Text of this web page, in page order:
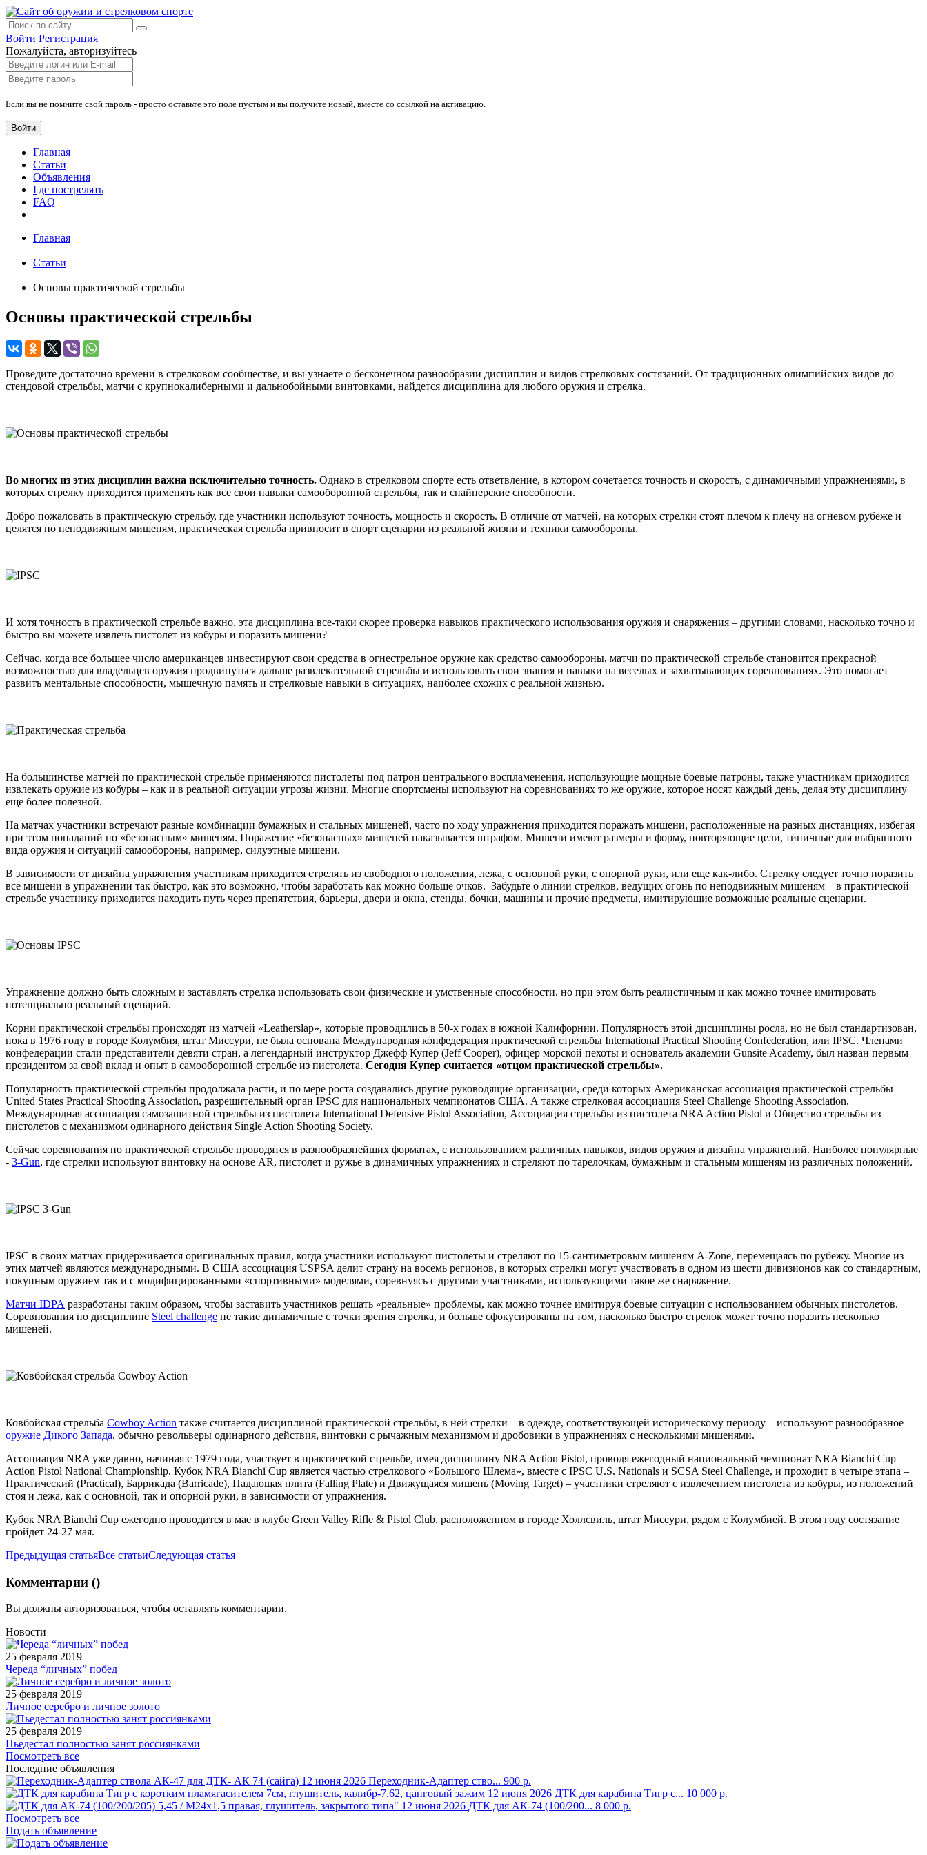
Войти Регистрация
Пожалуйста, авторизуйтесь
Если вы не помните свой пароль - просто оставьте это поле пустым и вы получите новый, вместе со ссылкой на активацию.
Войти
Главная
Статьи
Объявления
Где пострелять
FAQ
Главная
Статьи
Основы практической стрельбы
Основы практической стрельбы
Проведите достаточно времени в стрелковом сообществе, и вы узнаете о бесконечном разнообразии дисциплин и видов стрелковых состязаний. От традиционных олимпийских видов до
стендовой стрельбы, матчи с крупнокалиберными и дальнобойными винтовками, найдется дисциплина для любого оружия и стрелка.
Во многих из этих дисциплин важна исключительно точность. Однако в стрелковом спорте есть ответвление, в котором сочетается точность и скорость, с динамичными упражнениями, в
которых стрелку приходится применять как все свои навыки самооборонной стрельбы, так и снайперские способности.
Добро пожаловать в практическую стрельбу, где участники используют точность, мощность и скорость. В отличие от матчей, на которых стрелки стоят плечом к плечу на огневом рубеже и
целятся по неподвижным мишеням, практическая стрельба привносит в спорт сценарии из реальной жизни и техники самообороны.
И хотя точность в практической стрельбе важно, эта дисциплина все-таки скорее проверка навыков практического использования оружия и снаряжения – другими словами, насколько точно и
быстро вы можете извлечь пистолет из кобуры и поразить мишени?
Сейчас, когда все большее число американцев инвестируют свои средства в огнестрельное оружие как средство самообороны, матчи по практической стрельбе становится прекрасной
возможностью для владельцев оружия продвинуться дальше развлекательной стрельбы и использовать свои знания и навыки на веселых и захватывающих соревнованиях. Это помогает
развить ментальные способности, мышечную память и стрелковые навыки в ситуациях, наиболее схожих с реальной жизнью.
На большинстве матчей по практической стрельбе применяются пистолеты под патрон центрального воспламенения, использующие мощные боевые патроны, также участникам приходится
извлекать оружие из кобуры – как и в реальной ситуации угрозы жизни. Многие спортсмены используют на соревнованиях то же оружие, которое носят каждый день, делая эту дисциплину
еще более полезной.
На матчах участники встречают разные комбинации бумажных и стальных мишеней, часто по ходу упражнения приходится поражать мишени, расположенные на разных дистанциях, избегая
при этом попаданий по «безопасным» мишеням. Поражение «безопасных» мишеней наказывается штрафом. Мишени имеют размеры и форму, повторяющие цели, типичные для выбранного
вида оружия и ситуаций самообороны, например, силуэтные мишени.
В зависимости от дизайна упражнения участникам приходится стрелять из свободного положения, лежа, с основной руки, с опорной руки, или еще как-либо. Стрелку следует точно поразить
все мишени в упражнении так быстро, как это возможно, чтобы заработать как можно больше очков. Забудьте о линии стрелков, ведущих огонь по неподвижным мишеням – в практической
стрельбе участнику приходится находить путь через препятствия, барьеры, двери и окна, стенды, бочки, машины и прочие предметы, имитирующие возможные реальные сценарии.
Упражнение должно быть сложным и заставлять стрелка использовать свои физические и умственные способности, но при этом быть реалистичным и как можно точнее имитировать
потенциально реальный сценарий.
Корни практической стрельбы происходят из матчей «Leatherslap», которые проводились в 50-х годах в южной Калифорнии. Популярность этой дисциплины росла, но не был стандартизован,
пока в 1976 году в городе Колумбия, штат Миссури, не была основана Международная конфедерация практической стрельбы International Practical Shooting Confederation, или IPSC. Членами
конфедерации стали представители девяти стран, а легендарный инструктор Джефф Купер (Jeff Cooper), офицер морской пехоты и основатель академии Gunsite Academy, был назван первым
президентом за свой вклад и опыт в самооборонной стрельбе из пистолета. Сегодня Купер считается «отцом практической стрельбы».
Популярность практической стрельбы продолжала расти, и по мере роста создавались другие руководящие организации, среди которых Американская ассоциация практической стрельбы
United States Practical Shooting Association, разрешительный орган IPSC для национальных чемпионатов США. А также стрелковая ассоциация Steel Challenge Shooting Association,
Международная ассоциация самозащитной стрельбы из пистолета International Defensive Pistol Association, Ассоциация стрельбы из пистолета NRA Action Pistol и Общество стрельбы из
пистолетов с механизмом одинарного действия Single Action Shooting Society.
Сейчас соревнования по практической стрельбе проводятся в разнообразнейших форматах, с использованием различных навыков, видов оружия и дизайна упражнений. Наиболее популярные
- 3-Gun, где стрелки используют винтовку на основе AR, пистолет и ружье в динамичных упражнениях и стреляют по тарелочкам, бумажным и стальным мишеням из различных положений.
IPSC в своих матчах придерживается оригинальных правил, когда участники используют пистолеты и стреляют по 15-сантиметровым мишеням A-Zone, перемещаясь по рубежу. Многие из
этих матчей являются международными. В США ассоциация USPSA делит страну на восемь регионов, в которых стрелки могут участвовать в одном из шести дивизионов как со стандартным,
покупным оружием так и с модифицированными «спортивными» моделями, соревнуясь с другими участниками, использующими такое же снаряжение.
Матчи IDPA разработаны таким образом, чтобы заставить участников решать «реальные» проблемы, как можно точнее имитируя боевые ситуации с использованием обычных пистолетов.
Соревнования по дисциплине Steel challenge не такие динамичные с точки зрения стрелка, и больше сфокусированы на том, насколько быстро стрелок может точно поразить несколько
мишеней.
Ковбойская стрельба Cowboy Action также считается дисциплиной практической стрельбы, в ней стрелки – в одежде, соответствующей историческому периоду – используют разнообразное
оружие Дикого Запада, обычно револьверы одинарного действия, винтовки с рычажным механизмом и дробовики в упражнениях с несколькими мишенями.
Ассоциация NRA уже давно, начиная с 1979 года, участвует в практической стрельбе, имея дисциплину NRA Action Pistol, проводя ежегодный национальный чемпионат NRA Bianchi Cup
Action Pistol National Championship. Кубок NRA Bianchi Cup является частью стрелкового «Большого Шлема», вместе с IPSC U.S. Nationals и SCSA Steel Challenge, и проходит в четыре этапа –
Практический (Practical), Баррикада (Barricade), Падающая плита (Falling Plate) и Движущаяся мишень (Moving Target) – участники стреляют с извлечением пистолета из кобуры, из положений
стоя и лежа, как с основной, так и опорной руки, в зависимости от упражнения.
Кубок NRA Bianchi Cup ежегодно проводится в мае в клубе Green Valley Rifle & Pistol Club, расположенном в городе Холлсвиль, штат Миссури, рядом с Колумбией. В этом году состязание
пройдет 24-27 мая.
Предыдущая статьяВсе статьиСледующая статья
Комментарии ()
Вы должны авторизоваться, чтобы оставлять комментарии.
Новости
25 февраля 2019
Череда “личных” побед
25 февраля 2019
Личное серебро и личное золото
25 февраля 2019
Пьедестал полностью занят россиянками
Посмотреть все
Последние объявления
12 июня 2026 Переходник-Адаптер ство... 900 р.
12 июня 2026 ДТК для карабина Тигр с... 10 000 р.
12 июня 2026 ДТК для АК-74 (100/200... 8 000 р.
Посмотреть все
Подать объявление